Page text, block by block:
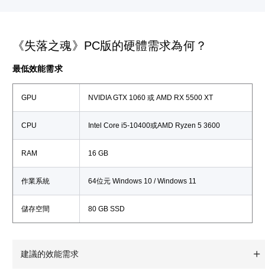
《失落之魂》PC版的硬體需求為何？
最低效能需求
GPU NVIDIA GTX 1060 或 AMD RX 5500 XT
CPU Intel Core i5-10400或AMD Ryzen 5 3600
RAM 16 GB
作業系統 64位元 Windows 10 / Windows 11
儲存空間 80 GB SSD
建議的效能需求